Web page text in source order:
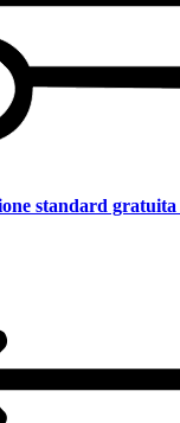
standard gratuita